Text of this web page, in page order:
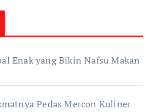
Enak yang Bikin Nafsu Makan
Pedas Mercon Kuliner